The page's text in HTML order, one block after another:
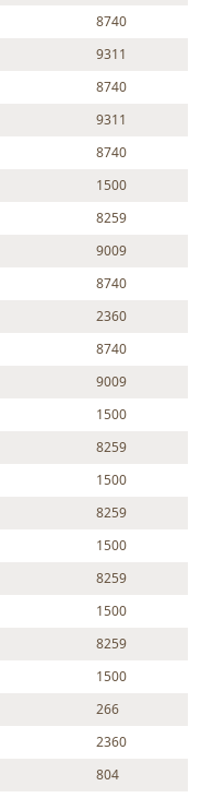
8740
9311
8740
9311
8740
1500
8259
9009
8740
2360
8740
9009
1500
8259
1500
8259
1500
8259
1500
8259
1500
266
2360
804